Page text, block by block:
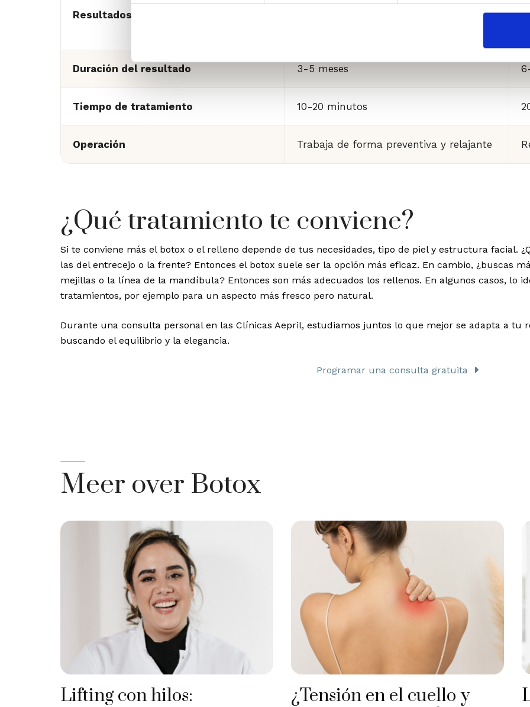
Resultados visibles
Duración del resultado 3-5 meses
Tiempo de tratamiento 10-20 minutos
Operación Trabaja de forma preventiva y relajante
¿Qué tratamiento te conviene?
Si te conviene más el botox o el relleno depende de tus necesidades, tipo de piel y estructura facial.
las del entrecejo o la frente? Entonces el botox suele ser la opción más eficaz. En cambio, ¿buscas
mejillas o la línea de la mandíbula? Entonces son más adecuados los rellenos. En algunos casos, lo
tratamientos, por ejemplo para un aspecto más fresco pero natural.
Durante una consulta personal en las Clínicas Aepril, estudiamos juntos lo que mejor se adapta a tu
buscando el equilibrio y la elegancia.
Programar una consulta gratuita
Meer over Botox
Lifting con hilos:
¿Tensión en el cuello y